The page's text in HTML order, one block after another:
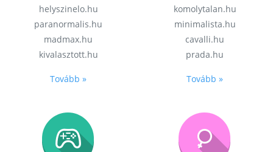
helyszinelo.hu
paranormalis.hu
madmax.hu
kivalasztott.hu
Tovább »
komolytalan.hu
minimalista.hu
cavalli.hu
prada.hu
Tovább »